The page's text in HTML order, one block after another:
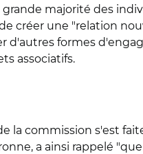
majorité des
créer une "relation
d'autres formes
associatifs.
la commission s'est
a ainsi rappelé